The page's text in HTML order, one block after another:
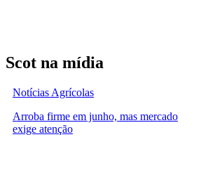
Scot na mídia
Notícias Agrícolas
Arroba firme em junho, mas mercado
exige atenção